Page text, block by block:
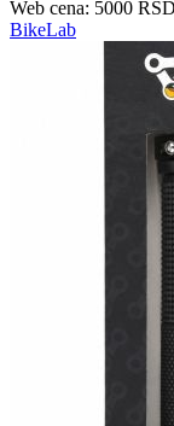
Web cena: 5000 RSD
BikeLab